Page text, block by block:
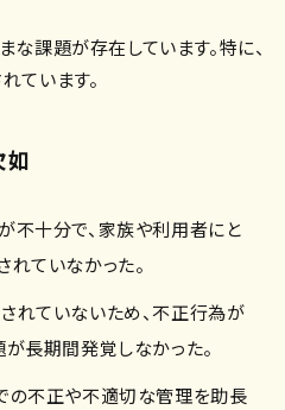
課題が存在しています。特に、
ています。
如
不十分で、家族や利用者にと
ていなかった。
れていないため、不正行為が
長期間発覚しなかった。
の不正や不適切な管理を助長